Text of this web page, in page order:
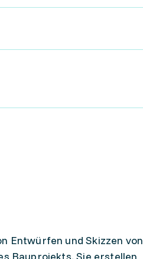
Entwürfen und Skizzen von